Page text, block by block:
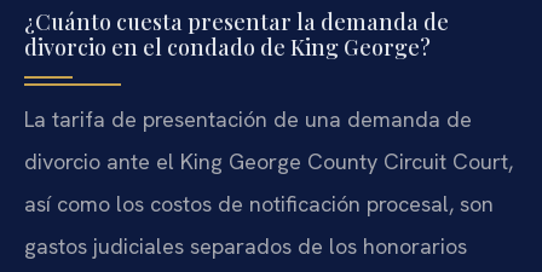
¿Cuánto cuesta presentar la demanda de
divorcio en el condado de King George?
La tarifa de presentación de una demanda de
divorcio ante el King George County Circuit Court,
así como los costos de notificación procesal, son
gastos judiciales separados de los honorarios